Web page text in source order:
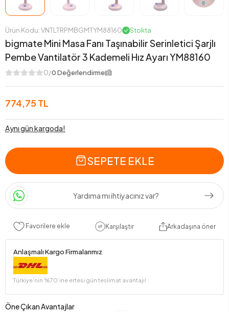
Ürün Kodu: VNTLTRPMBGMTYM88160 Stokta
bigmate Mini Masa Fanı Taşınabilir Serinletici Şarjlı
Pembe Vantilatör 3 Kademeli Hız Ayarı YM88160
0/0 Değerlendirme
774,75 TL
Aynı gün kargoda!
SEPETE EKLE
Yardıma mı ihtiyacınız var?
Favorilere ekle Karşılaştır Arkadaşına öner
Anlaşmalı Kargo Firmalarımız
Türkiye’nin %70’ine ertesi gün teslimat avantajı!
Öne Çıkan Avantajlar